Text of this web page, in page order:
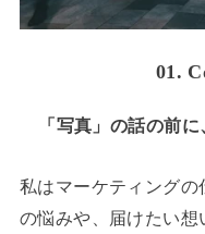
01.
「写真」の話の前
私はマーケティング
の悩みや、届けたい想